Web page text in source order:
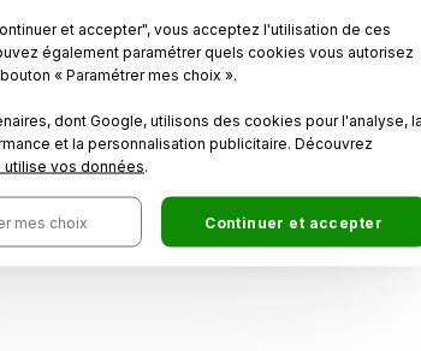
et accepter", vous acceptez l'utilisation de ces
également paramétrer quels cookies vous autorisez
« Paramétrer mes choix ».
dont Google, utilisons des cookies pour l'analyse,
et la personnalisation publicitaire. Découvrez
vos données.
mes choix Continuer et accepter